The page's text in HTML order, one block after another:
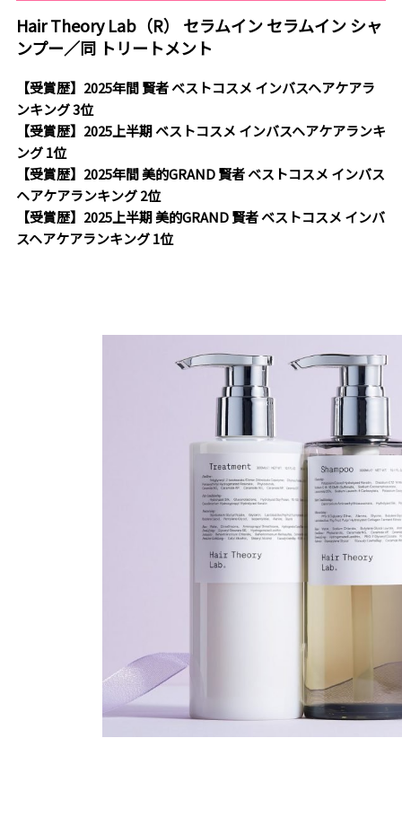
Hair Theory Lab（R） セラムイン セラムイン シャ
ンプー／同 トリートメント
【受賞歴】2025年間 賢者 ベストコスメ インバスヘアケアラ
ンキング 3位
【受賞歴】2025上半期 ベストコスメ インバスヘアケアランキ
ング 1位
【受賞歴】2025年間 美的GRAND 賢者 ベストコスメ インバス
ヘアケアランキング 2位
【受賞歴】2025上半期 美的GRAND 賢者 ベストコスメ インバ
スヘアケアランキング 1位